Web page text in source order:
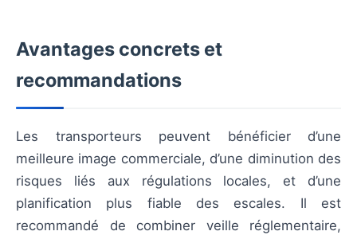
Avantages concrets et
recommandations
Les transporteurs peuvent bénéficier d’une
meilleure image commerciale, d’une diminution des
risques liés aux régulations locales, et d’une
planification plus fiable des escales. Il est
recommandé de combiner veille réglementaire,